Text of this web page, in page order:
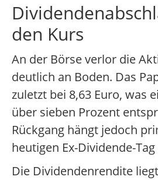
den Kurs
An der Börse verlor die
deutlich an Boden. Das
zuletzt bei 8,63 Euro, was
über sieben Prozent
Rückgang hängt jedoch
heutigen Ex-Dividende-
Die Dividendenrendite